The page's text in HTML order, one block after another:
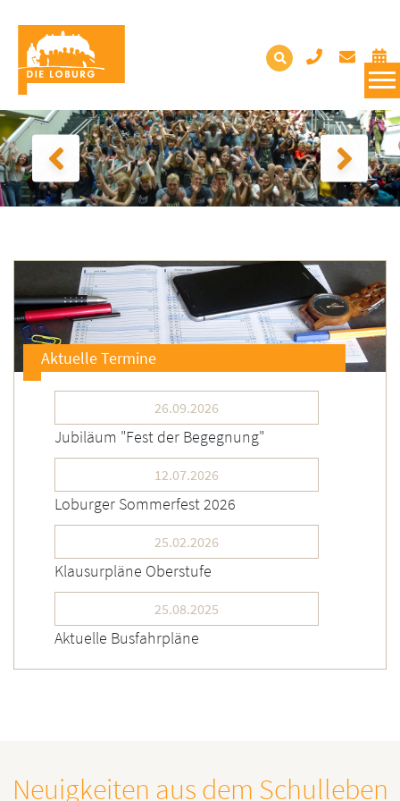
Aktuelle Termine
26.09.2026
Jubiläum "Fest der Begegnung"
12.07.2026
Loburger Sommerfest 2026
25.02.2026
Klausurpläne Oberstufe
25.08.2025
Aktuelle Busfahrpläne
Neuigkeiten aus dem Schulleben